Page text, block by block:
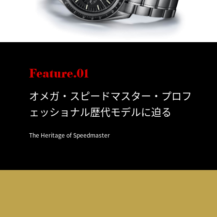
Feature.01
オメガ・スピードマスター・プロフ
ェッショナル歴代モデルに迫る
The Heritage of Speedmaster